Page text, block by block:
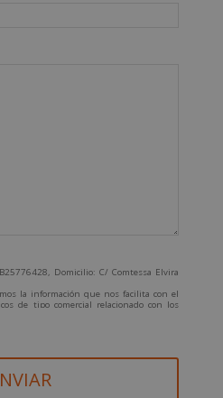
Domicilio: C/ Comtessa Elvira
la información que nos facilita con el
de tipo comercial relacionado con los
productos que fueran de su interés.
del interesado.
Política de Privacidad.